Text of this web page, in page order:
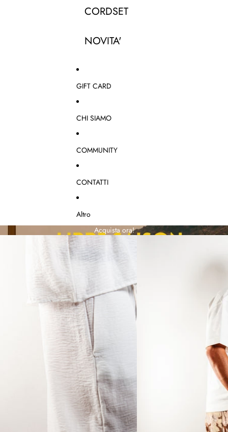
CORDSET
NOVITA'
GIFT CARD
CHI SIAMO
COMMUNITY
CONTATTI
Altro
Acquista ora!